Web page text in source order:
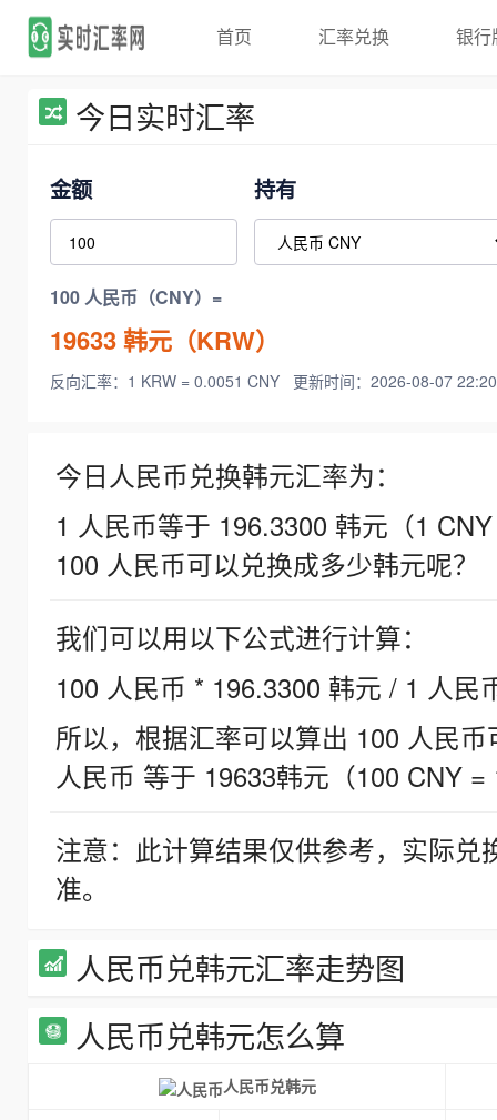
首页 汇率兑换 银行
今日实时汇率
金额 持有
100 人民币（CNY）=
19633韩元（KRW）
反向汇率：1 KRW = 0.0051 CNY 更新时间：2026-08-07
今日人民币兑换韩元汇率为：
1 人民币等于 196.3300 韩元（1
100 人民币可以兑换成多少韩元呢？
我们可以用以下公式进行计算：
100 人民币 * 196.3300 韩元 / 1 人民
所以，根据汇率可以算出 100 人民
人民币 等于 19633韩元（100 CNY =
注意：此计算结果仅供参考，实际
准。
人民币兑韩元汇率走势图
人民币兑韩元怎么算
人民币兑韩元